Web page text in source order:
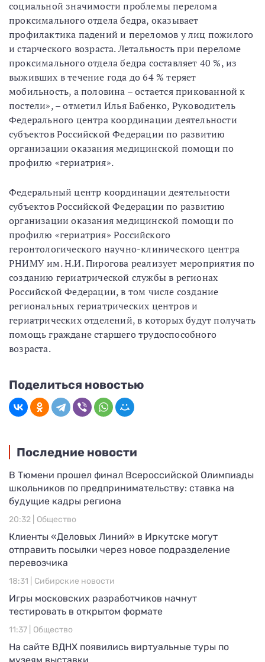
социальной значимости проблемы перелома
проксимального отдела бедра, оказывает
профилактика падений и переломов у лиц пожилого
и старческого возраста. Летальность при переломе
проксимального отдела бедра составляет 40 %, из
выживших в течение года до 64 % теряет
мобильность, а половина – остается прикованной к
постели», – отметил Илья Бабенко, Руководитель
Федерального центра координации деятельности
субъектов Российской Федерации по развитию
организации оказания медицинской помощи по
профилю «гериатрия».
Федеральный центр координации деятельности
субъектов Российской Федерации по развитию
организации оказания медицинской помощи по
профилю «гериатрия» Российского
геронтологического научно-клинического центра
РНИМУ им. Н.И. Пирогова реализует мероприятия по
созданию гериатрической службы в регионах
Российской Федерации, в том числе создание
региональных гериатрических центров и
гериатрических отделений, в которых будут получать
помощь граждане старшего трудоспособного
возраста.
Поделиться новостью
Последние новости
В Тюмени прошел финал Всероссийской Олимпиады
школьников по предпринимательству: ставка на
будущие кадры региона
20:32 | Общество
Клиенты «Деловых Линий» в Иркутске могут
отправить посылки через новое подразделение
перевозчика
18:31 | Сибирские новости
Игры московских разработчиков начнут
тестировать в открытом формате
11:37 | Общество
На сайте ВДНХ появились виртуальные туры по
музеям выставки